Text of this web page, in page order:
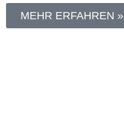
MEHR ERFAHREN »